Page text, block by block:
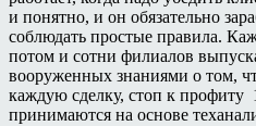
и понятно, и он обязательно
соблюдать простые правила.
потом и сотни филиалов
вооруженных знаниями о том,
каждую сделку, стоп к профиту
принимаются на основе